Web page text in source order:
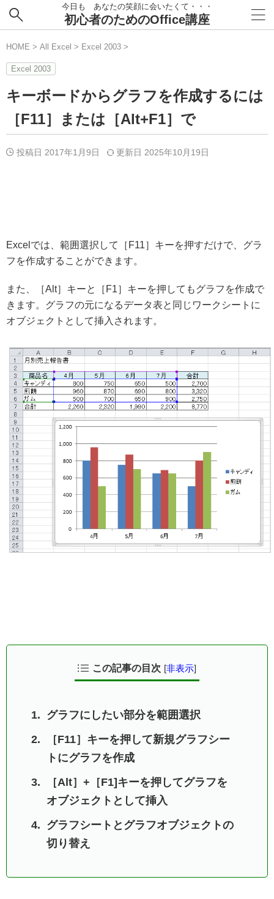
今日も あなたの笑顔に会いたくて・・・
初心者のためのOffice講座
HOME > All Excel > Excel 2003 >
Excel 2003
キーボードからグラフを作成するには
［F11］または［Alt+F1］で
投稿日 2017年1月9日 更新日 2025年10月19日
Excelでは、範囲選択して［F11］キーを押すだけで、グラ
フを作成することができます。
また、［Alt］キーと［F1］キーを押してもグラフを作成で
きます。グラフの元になるデータ表と同じワークシートに
オブジェクトとして挿入されます。
この記事の目次 [非表示]
グラフにしたい部分を範囲選択
［F11］キーを押して新規グラフシー
トにグラフを作成
［Alt］+［F1]キーを押してグラフを
オブジェクトとして挿入
グラフシートとグラフオブジェクトの
切り替え